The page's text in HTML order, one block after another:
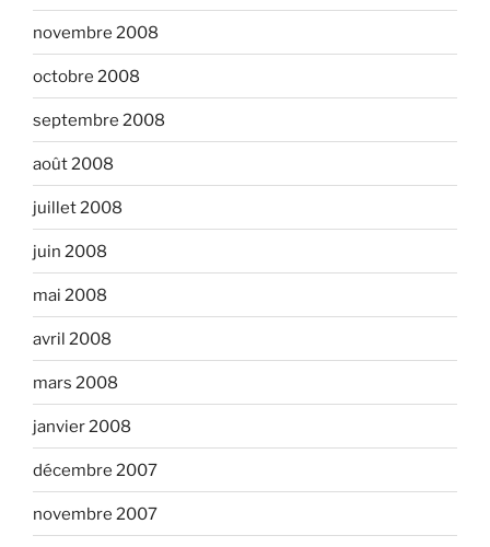
novembre 2008
octobre 2008
septembre 2008
août 2008
juillet 2008
juin 2008
mai 2008
avril 2008
mars 2008
janvier 2008
décembre 2007
novembre 2007